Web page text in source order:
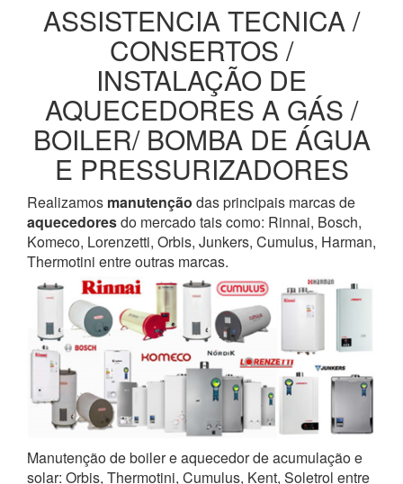
ASSISTENCIA TECNICA /
CONSERTOS /
INSTALAÇÃO DE
AQUECEDORES A GÁS /
BOILER/ BOMBA DE ÁGUA
E PRESSURIZADORES
Realizamos manutenção das principais marcas de
aquecedoresdo mercado tais como: Rinnai, Bosch,
Komeco, Lorenzetti, Orbis, Junkers, Cumulus, Harman,
Thermotini entre outras marcas.
Manutenção de boiler e aquecedor de acumulação e
solar: Orbis, Thermotini, Cumulus, Kent, Soletrol entre